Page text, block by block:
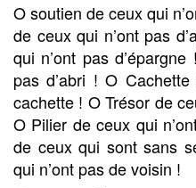
O soutien de ceux qui
de ceux qui n’ont pas
qui n’ont pas
pas d’abri ! O
cachette ! O Trésor de
O Pilier de ceux qui
de ceux qui sont sans
qui n’ont pas de voisin !